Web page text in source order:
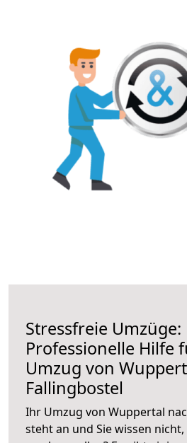
Stressfreie Umzüge:
Professionelle Hilfe
Umzug von
Fallingbostel
Ihr Umzug von Wuppertal
steht an und Sie wissen